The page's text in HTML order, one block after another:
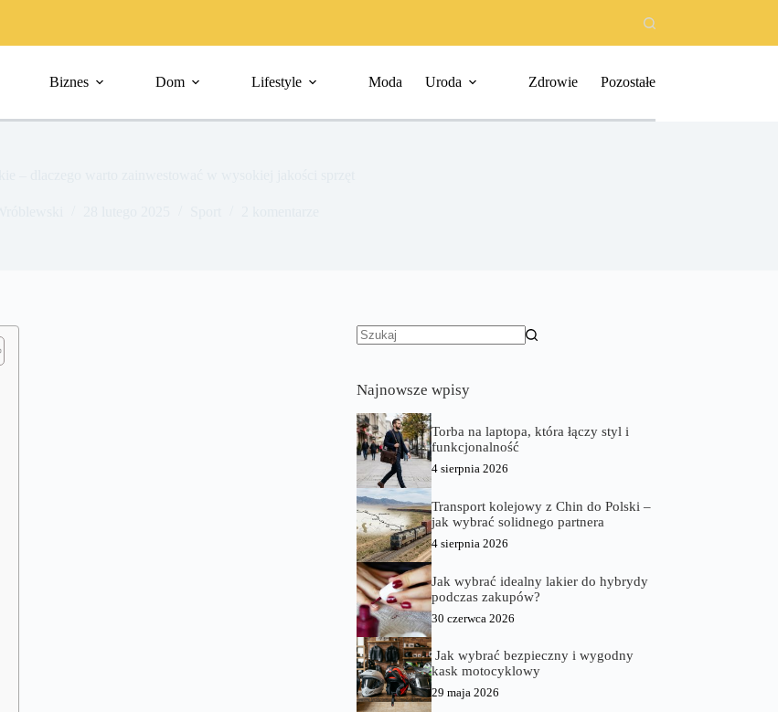
Biznes Dom Lifestyle Moda Uroda Zdrowie Pozostałe
Najnowsze wpisy
Torba na laptopa, która łączy styl i
funkcjonalność
4 sierpnia 2026
Transport kolejowy z Chin do Polski –
jak wybrać solidnego partnera
4 sierpnia 2026
Jak wybrać idealny lakier do hybrydy
podczas zakupów?
30 czerwca 2026
Jak wybrać bezpieczny i wygodny
kask motocyklowy
29 maja 2026